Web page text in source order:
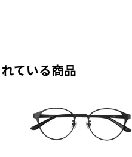
メント込みの重さ
定いただけます（無料）。
してお使いください。
ード
ている商品